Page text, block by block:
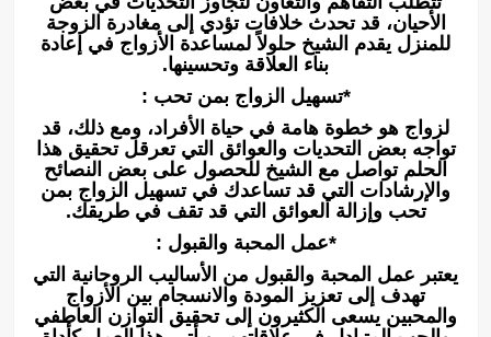
الأحيان، قد تحدث خلافات تؤدي إلى مغادرة الزوجة
للمنزل يقدم الشيخ حلولاً لمساعدة الأزواج في إعادة
بناء العلاقة وتحسينها.
*تسهيل الزواج بمن تحب :
لزواج هو خطوة هامة في حياة الأفراد، ومع ذلك، قد
تواجه بعض التحديات والعوائق التي تعرقل تحقيق هذا
الحلم تواصل مع الشيخ للحصول على بعض النصائح
والإرشادات التي قد تساعدك في تسهيل الزواج بمن
تحب وإزالة العوائق التي قد تقف في طريقك.
*عمل المحبة والقبول :
يعتبر عمل المحبة والقبول من الأساليب الروحانية التي
تهدف إلى تعزيز المودة والانسجام بين الأزواج
والمحبين يسعى الكثيرون إلى تحقيق التوازن العاطفي